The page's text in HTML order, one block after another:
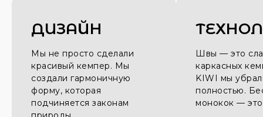
ДИЗАЙН
Мы не просто сделали
красивый кемпер. Мы
создали гармоничную
форму, которая
подчиняется законам
Швы — это
каркасных
KIWI мы
полностью.
монокок —